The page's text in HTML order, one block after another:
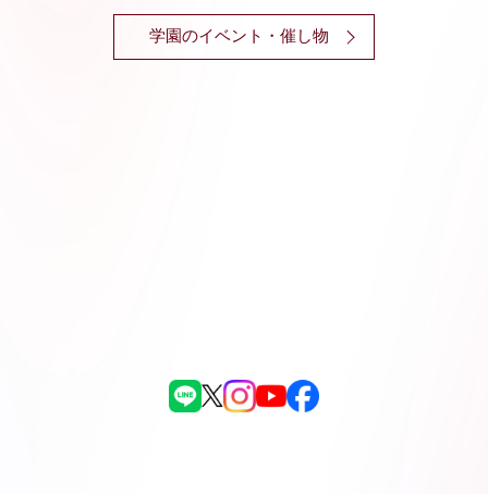
学園のイベント・催し物